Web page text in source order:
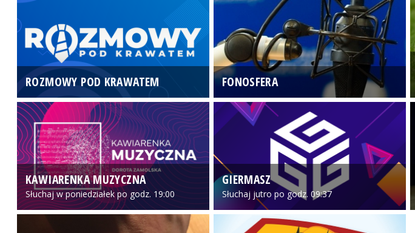
ROZMOWY POD KRAWATEM FONOSFERA
KAWIARENKA MUZYCZNA
Słuchaj w poniedziałek po godz. 19:00
GIERMASZ
Słuchaj jutro po godz. 09:37